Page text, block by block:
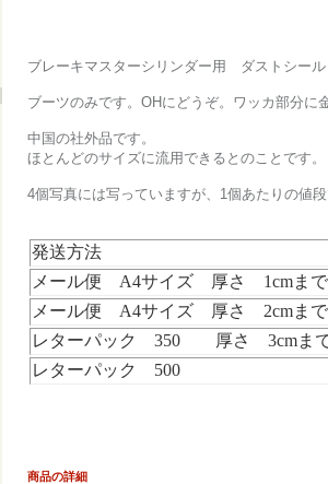
ブレーキマスターシリンダー用 ダストシー
ブーツのみです。OHにどうぞ。ワッカ部分に
中国の社外品です。
ほとんどのサイズに流用できるとのことです。
4個写真には写っていますが、1個あたりの値段
発送方法
メール便 A4サイズ 厚さ 1cmま
メール便 A4サイズ 厚さ 2cmまで
レターパック 350 厚さ 3cmま
レターパック 500
商品の詳細